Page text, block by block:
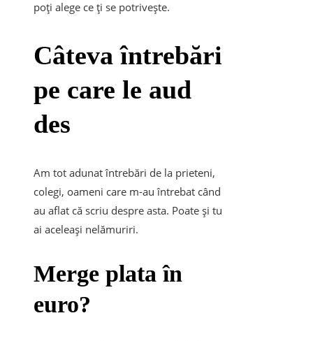
poți alege ce ți se potrivește.
Câteva întrebări
pe care le aud
des
Am tot adunat întrebări de la prieteni,
colegi, oameni care m-au întrebat când
au aflat că scriu despre asta. Poate și tu
ai aceleași nelămuriri.
Merge plata în
euro?